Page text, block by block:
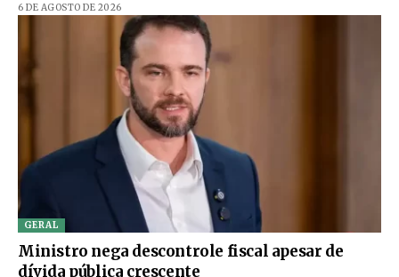
6 DE AGOSTO DE 2026
GERAL
Ministro nega descontrole fiscal apesar de
dívida pública crescente